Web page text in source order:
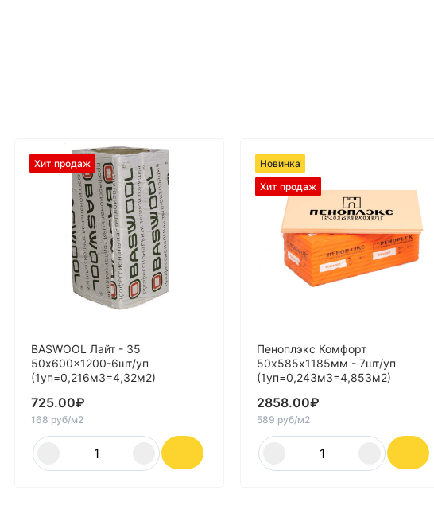
Хит продаж
BASWOOL Лайт - 35
50x600x1200-6шт/уп
(1уп=0,216м3=4,32м2)
725.00₽
168 руб/м2
Новинка
Хит продаж
Пеноплэкс Комфорт
50х585х1185мм - 7шт/уп
(1уп=0,243м3=4,853м2)
2858.00₽
589 руб/м2